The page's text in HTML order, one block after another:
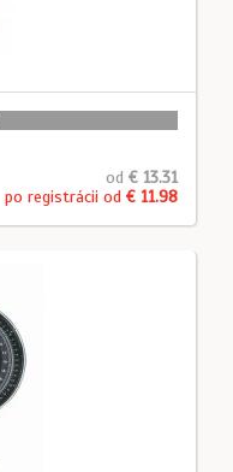
od € 13.31
po registrácii od € 11.98